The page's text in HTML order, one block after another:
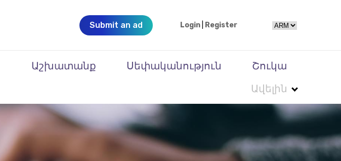
Submit an ad Login Register
Աշխատանք Սեփականություն
Շուկա
Ավելին